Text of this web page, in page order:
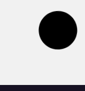
Kriemhildplatz und
1150 Kriemhildplatz
EVANGELISCHES